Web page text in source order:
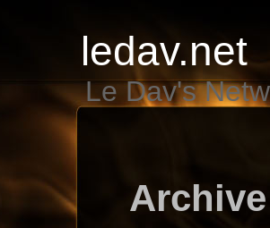
ledav.net
Le Dav's